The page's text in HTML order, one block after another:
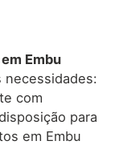
em Embu
necessidades:
com
para
em Embu